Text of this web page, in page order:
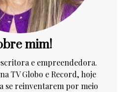
mim!
e empreendedora.
TV Globo e Record, hoje
se reinventarem por meio